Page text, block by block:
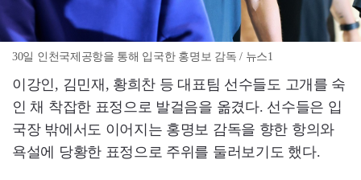
30일 인천국제공항을 통해 입국한 홍명보 감독 / 뉴스1
이강인, 김민재, 황희찬 등 대표팀 선수들도 고개를 숙
인 채 착잡한 표정으로 발걸음을 옮겼다. 선수들은 입
국장 밖에서도 이어지는 홍명보 감독을 향한 항의와
욕설에 당황한 표정으로 주위를 둘러보기도 했다.